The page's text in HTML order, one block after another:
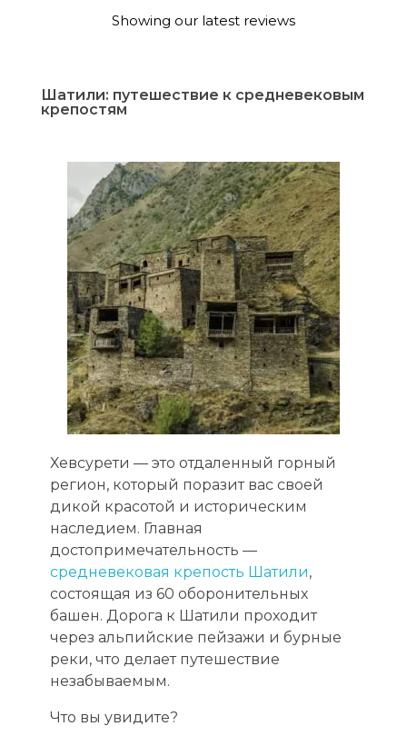
Showing our latest reviews
Шатили: путешествие к средневековым
крепостям
Хевсурети — это отдаленный горный
регион, который поразит вас своей
дикой красотой и историческим
наследием. Главная
достопримечательность —
средневековая крепость Шатили,
состоящая из 60 оборонительных
башен. Дорога к Шатили проходит
через альпийские пейзажи и бурные
реки, что делает путешествие
незабываемым.
Что вы увидите?